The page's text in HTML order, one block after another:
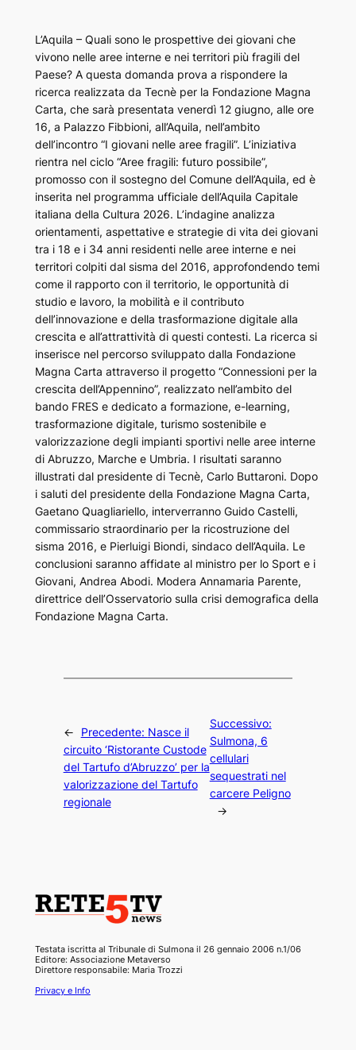
L’Aquila – Quali sono le prospettive dei giovani che
vivono nelle aree interne e nei territori più fragili del
Paese? A questa domanda prova a rispondere la
ricerca realizzata da Tecnè per la Fondazione Magna
Carta, che sarà presentata venerdì 12 giugno, alle ore
16, a Palazzo Fibbioni, all’Aquila, nell’ambito
dell’incontro “I giovani nelle aree fragili”. L’iniziativa
rientra nel ciclo “Aree fragili: futuro possibile”,
promosso con il sostegno del Comune dell’Aquila, ed è
inserita nel programma ufficiale dell’Aquila Capitale
italiana della Cultura 2026. L’indagine analizza
orientamenti, aspettative e strategie di vita dei giovani
tra i 18 e i 34 anni residenti nelle aree interne e nei
territori colpiti dal sisma del 2016, approfondendo temi
come il rapporto con il territorio, le opportunità di
studio e lavoro, la mobilità e il contributo
dell’innovazione e della trasformazione digitale alla
crescita e all’attrattività di questi contesti. La ricerca si
inserisce nel percorso sviluppato dalla Fondazione
Magna Carta attraverso il progetto “Connessioni per la
crescita dell’Appennino”, realizzato nell’ambito del
bando FRES e dedicato a formazione, e-learning,
trasformazione digitale, turismo sostenibile e
valorizzazione degli impianti sportivi nelle aree interne
di Abruzzo, Marche e Umbria. I risultati saranno
illustrati dal presidente di Tecnè, Carlo Buttaroni. Dopo
i saluti del presidente della Fondazione Magna Carta,
Gaetano Quagliariello, interverranno Guido Castelli,
commissario straordinario per la ricostruzione del
sisma 2016, e Pierluigi Biondi, sindaco dell’Aquila. Le
conclusioni saranno affidate al ministro per lo Sport e i
Giovani, Andrea Abodi. Modera Annamaria Parente,
direttrice dell’Osservatorio sulla crisi demografica della
Fondazione Magna Carta.
← Precedente: Nasce il
circuito ‘Ristorante Custode
del Tartufo d’Abruzzo’ per la
valorizzazione del Tartufo
regionale
Successivo:
Sulmona, 6
cellulari
sequestrati nel
carcere Peligno
→
Testata iscritta al Tribunale di Sulmona il 26 gennaio 2006 n.1/06
Editore: Associazione Metaverso
Direttore responsabile: Maria Trozzi
Privacy e Info